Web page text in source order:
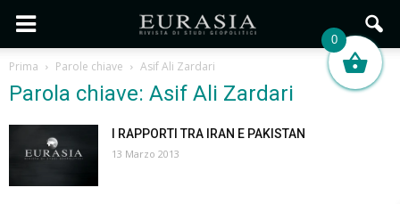
Prima Parole chiave Asif Ali Zardari
Parola chiave: Asif Ali Zardari
I RAPPORTI TRA IRAN E PAKISTAN
13 Marzo 2013
0